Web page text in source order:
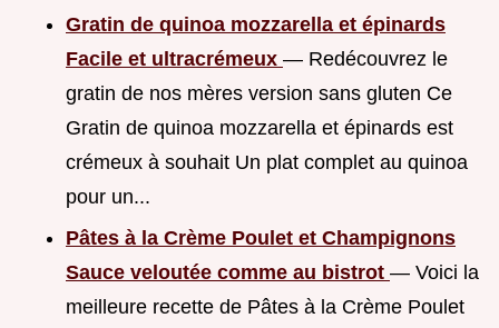
Gratin de quinoa mozzarella et épinards
Facile et ultracrémeux — Redécouvrez le
gratin de nos mères version sans gluten Ce
Gratin de quinoa mozzarella et épinards est
crémeux à souhait Un plat complet au quinoa
pour un...
Pâtes à la Crème Poulet et Champignons
Sauce veloutée comme au bistrot — Voici la
meilleure recette de Pâtes à la Crème Poulet